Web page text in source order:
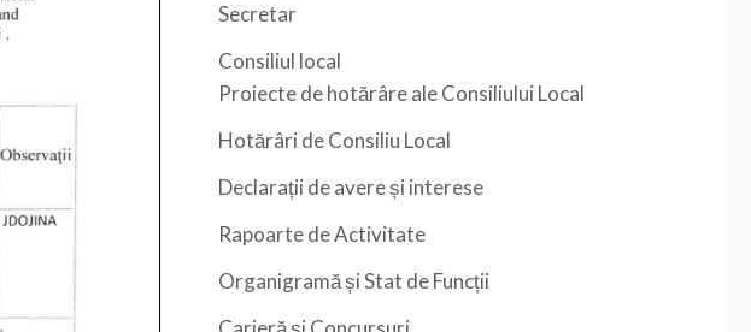
Secretar
Consiliul local
Proiecte de hotărâre ale Consiliului Local
Hotărâri de Consiliu Local
Declarații de avere și interese
Rapoarte de Activitate
Organigramă și Stat de Funcții